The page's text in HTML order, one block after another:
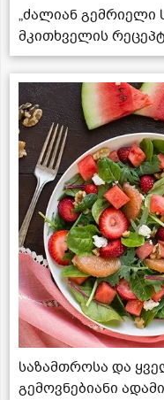
„ძალიან გემრიელი
მკითხველის
საზამთროსა და
გემოვნებიანი